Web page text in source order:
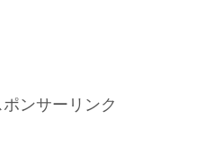
ポンサーリンク